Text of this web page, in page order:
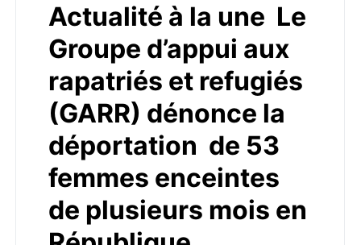
Actualité à la une Le
Groupe d’appui aux
rapatriés et refugiés
(GARR) dénonce la
déportation de 53
femmes enceintes
de plusieurs mois en